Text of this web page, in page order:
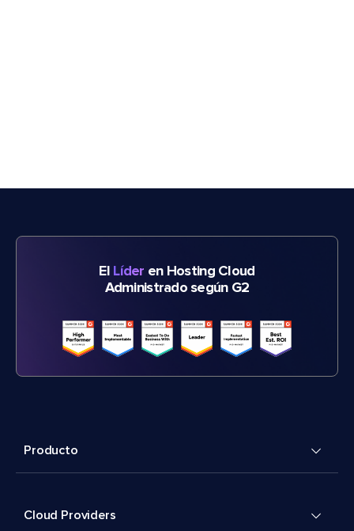
El Líder en Hosting Cloud
Administrado según G2
Producto
Cloud Providers